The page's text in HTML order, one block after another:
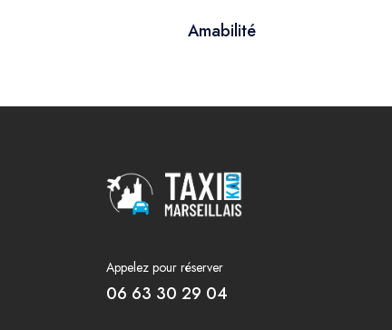
Amabilité
Appelez pour réserver
06 63 30 29 04